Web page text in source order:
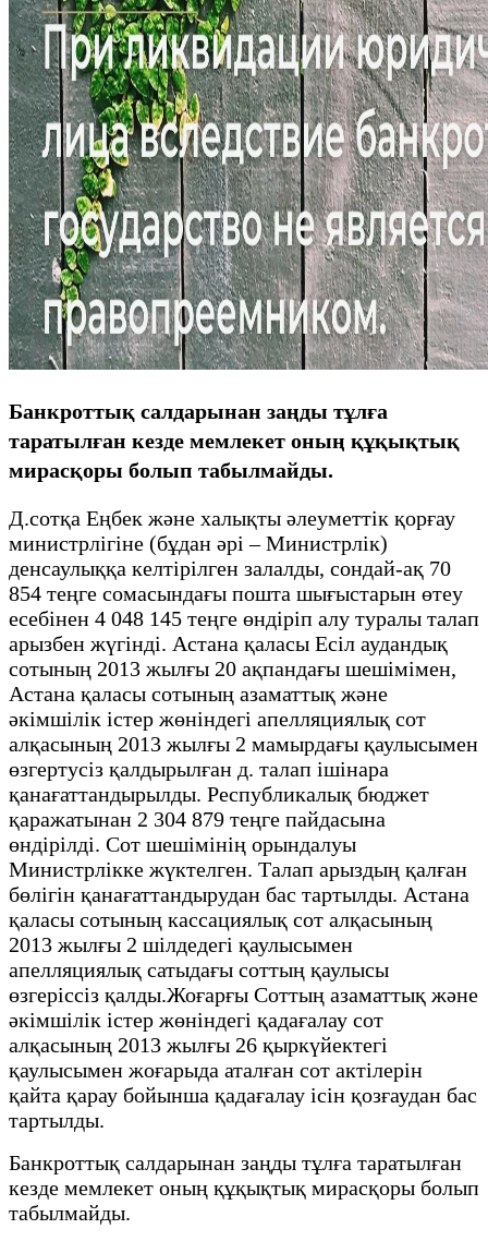
Банкроттық салдарынан заңды тұлға
таратылған кезде мемлекет оның құқықтық
мирасқоры болып табылмайды.
Д.сотқа Еңбек және халықты әлеуметтік қорғау
министрлігіне (бұдан әрі – Министрлік)
денсаулыққа келтірілген залалды, сондай-ақ 70
854 теңге сомасындағы пошта шығыстарын өтеу
есебінен 4 048 145 теңге өндіріп алу туралы талап
арызбен жүгінді. Астана қаласы Есіл аудандық
сотының 2013 жылғы 20 ақпандағы шешімімен,
Астана қаласы сотының азаматтық және
әкімшілік істер жөніндегі апелляциялық сот
алқасының 2013 жылғы 2 мамырдағы қаулысымен
өзгертусіз қалдырылған д. талап ішінара
қанағаттандырылды. Республикалық бюджет
қаражатынан 2 304 879 теңге пайдасына
өндірілді. Сот шешімінің орындалуы
Министрлікке жүктелген. Талап арыздың қалған
бөлігін қанағаттандырудан бас тартылды. Астана
қаласы сотының кассациялық сот алқасының
2013 жылғы 2 шілдедегі қаулысымен
апелляциялық сатыдағы соттың қаулысы
өзгеріссіз қалды.Жоғарғы Соттың азаматтық және
әкімшілік істер жөніндегі қадағалау сот
алқасының 2013 жылғы 26 қыркүйектегі
қаулысымен жоғарыда аталған сот актілерін
қайта қарау бойынша қадағалау ісін қозғаудан бас
тартылды.
Банкроттық салдарынан заңды тұлға таратылған
кезде мемлекет оның құқықтық мирасқоры болып
табылмайды.